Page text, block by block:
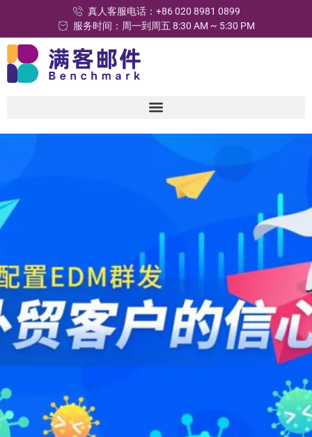
真人客服电话：+86 020 8981 0899
服务时间：周一到周五 8:30 AM ~ 5:30 PM